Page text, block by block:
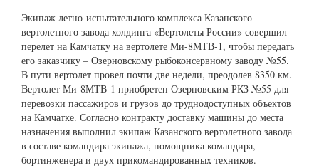
Экипаж летно-испытательного комплекса Казанского
вертолетного завода холдинга «Вертолеты России» совершил
перелет на Камчатку на вертолете Ми-8МТВ-1, чтобы передать
его заказчику – Озерновскому рыбоконсервному заводу №55.
В пути вертолет провел почти две недели, преодолев 8350 км.
Вертолет Ми-8МТВ-1 приобретен Озерновским РКЗ №55 для
перевозки пассажиров и грузов до труднодоступных объектов
на Камчатке. Согласно контракту доставку машины до места
назначения выполнил экипаж Казанского вертолетного завода
в составе командира экипажа, помощника командира,
бортинженера и двух прикомандированных техников.